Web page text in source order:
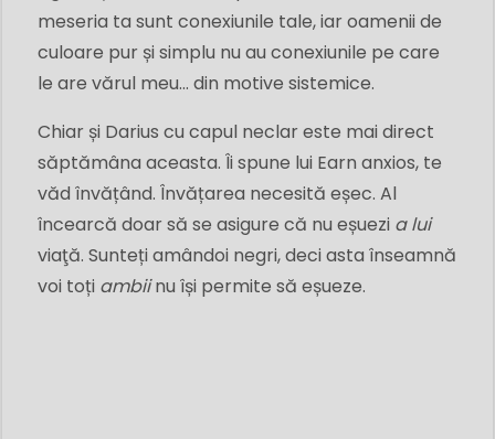
meseria ta sunt conexiunile tale, iar oamenii de
culoare pur și simplu nu au conexiunile pe care
le are vărul meu... din motive sistemice.
Chiar și Darius cu capul neclar este mai direct
săptămâna aceasta. Îi spune lui Earn anxios, te
văd învățând. Învățarea necesită eșec. Al
încearcă doar să se asigure că nu eșuezi a lui
viaţă. Sunteți amândoi negri, deci asta înseamnă
voi toți ambiinu își permite să eșueze.